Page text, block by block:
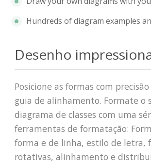
Hundreds of diagram examples
Desenho
Posicione as formas com
guia de alinhamento. Formate o
diagrama de classes com uma
ferramentas de formatação:
forma e de linha, estilo de letra,
rotativas, alinhamento e